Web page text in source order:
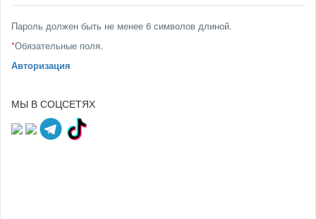
Пароль должен быть не менее 6 символов длиной.
*Обязательные поля.
Авторизация
МЫ В СОЦСЕТЯХ